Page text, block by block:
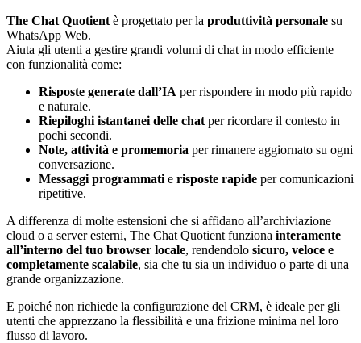
The Chat Quotient è progettato per la produttività personale su
WhatsApp Web.
Aiuta gli utenti a gestire grandi volumi di chat in modo efficiente
con funzionalità come:
Risposte generate dall’IA per rispondere in modo più rapido
e naturale.
Riepiloghi istantanei delle chat per ricordare il contesto in
pochi secondi.
Note, attività e promemoria per rimanere aggiornato su ogni
conversazione.
Messaggi programmati e risposte rapide per comunicazioni
ripetitive.
A differenza di molte estensioni che si affidano all’archiviazione
cloud o a server esterni, The Chat Quotient funziona interamente
all’interno del tuo browser locale, rendendolo sicuro, veloce e
completamente scalabile, sia che tu sia un individuo o parte di una
grande organizzazione.
E poiché non richiede la configurazione del CRM, è ideale per gli
utenti che apprezzano la flessibilità e una frizione minima nel loro
flusso di lavoro.